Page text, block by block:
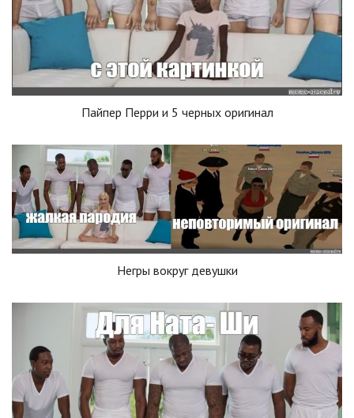
Пайпер Перри и 5 черных оригинал
Негры вокруг девушки